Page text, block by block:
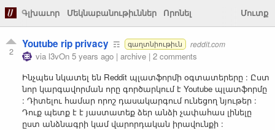
Գլխաւոր Մեկնաբանութիւններ Որոնել Մուտք
2
Youtube rip privacy ☶ գաղտնիութիւն reddit.com
via l3vOn 5 years ago | archive | 2 comments
Ինչպես նկատել են Reddit պլատֆորմի օգտատերերը : Ըստ
նոր կարգավորման որը գործարկում է Youtube պլատֆորմը
: Դիտելու համար որոշ դասակարգում ունեցող նյութեր :
Դուք պետք է է յաստատեք ձեր անձի չափահաս լինելը
ըստ անձնագրի կամ վարորդական իրավունքի :